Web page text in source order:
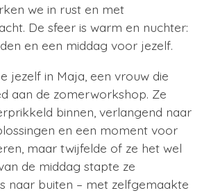
we in rust en met
De sfeer is warm en nuchter:
en een middag voor jezelf.
jezelf in Maja, een vrouw die
aan de zomerworkshop. Ze
binnen, verlangend naar
en een moment voor
maar twijfelde of ze het wel
de middag stapte ze
naar buiten – met zelfgemaakte